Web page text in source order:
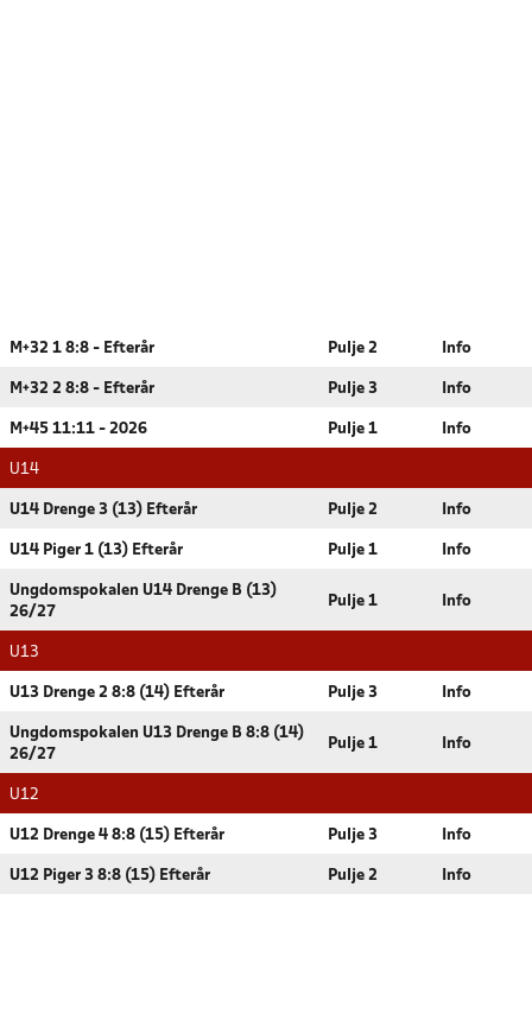
M+32 1 8:8 - Efterår Pulje 2 Info
M+32 2 8:8 - Efterår Pulje 3 Info
M+45 11:11 - 2026 Pulje 1 Info
U14
U14 Drenge 3 (13) Efterår Pulje 2 Info
U14 Piger 1 (13) Efterår Pulje 1 Info
Ungdomspokalen U14 Drenge B (13)
26/27
Pulje 1 Info
U13
U13 Drenge 2 8:8 (14) Efterår Pulje 3 Info
Ungdomspokalen U13 Drenge B 8:8 (14)
26/27
Pulje 1 Info
U12
U12 Drenge 4 8:8 (15) Efterår Pulje 3 Info
U12 Piger 3 8:8 (15) Efterår Pulje 2 Info